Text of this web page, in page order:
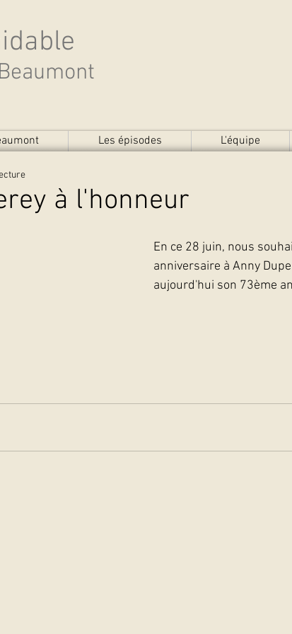
Les épisodes L'équipe
à l'honneur
En ce 28 juin, nous
anniversaire à Anny
aujourd'hui son 73ème